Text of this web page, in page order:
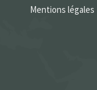
Mentions légales